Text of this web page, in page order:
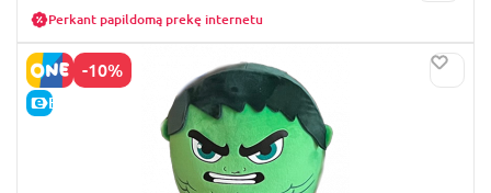
Perkant papildomą prekę internetu
-10%
E-KAINA